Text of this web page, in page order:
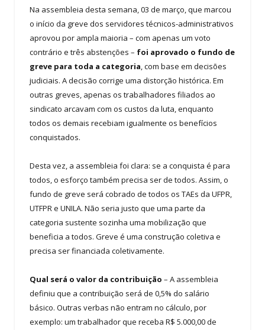
Na assembleia desta semana, 03 de março, que marcou
o início da greve dos servidores técnicos-administrativos
aprovou por ampla maioria – com apenas um voto
contrário e três abstenções – foi aprovado o fundo de
greve para toda a categoria, com base em decisões
judiciais. A decisão corrige uma distorção histórica. Em
outras greves, apenas os trabalhadores filiados ao
sindicato arcavam com os custos da luta, enquanto
todos os demais recebiam igualmente os benefícios
conquistados.
Desta vez, a assembleia foi clara: se a conquista é para
todos, o esforço também precisa ser de todos. Assim, o
fundo de greve será cobrado de todos os TAEs da UFPR,
UTFPR e UNILA. Não seria justo que uma parte da
categoria sustente sozinha uma mobilização que
beneficia a todos. Greve é uma construção coletiva e
precisa ser financiada coletivamente.
Qual será o valor da contribuição – A assembleia
definiu que a contribuição será de 0,5% do salário
básico. Outras verbas não entram no cálculo, por
exemplo: um trabalhador que receba R$ 5.000,00 de